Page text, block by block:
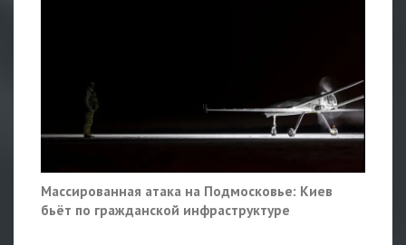
Массированная атака на Подмосковье: Киев
бьёт по гражданской инфраструктуре